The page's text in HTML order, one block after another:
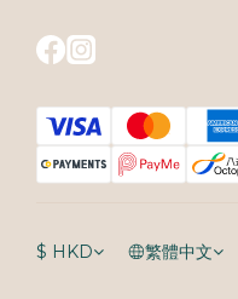
$ HKD 繁體中文